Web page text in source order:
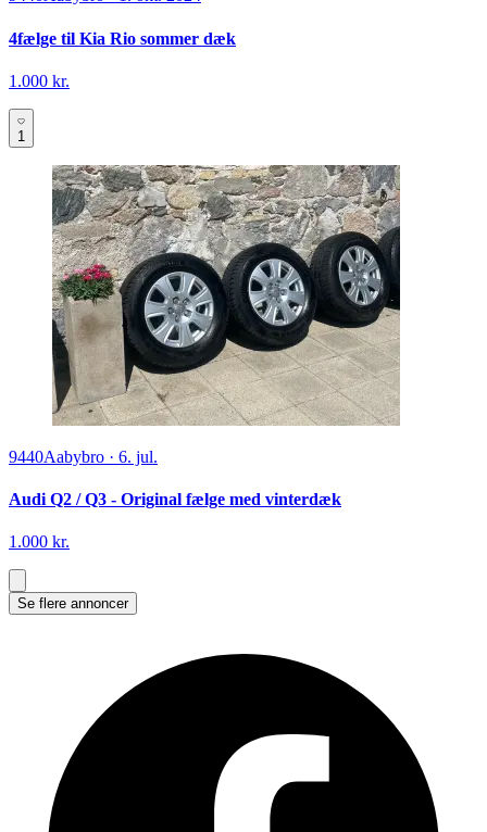
4fælge til Kia Rio sommer dæk
1.000 kr.
1
9440Aabybro · 6. jul.
Audi Q2 / Q3 - Original fælge med vinterdæk
1.000 kr.
Se flere annoncer